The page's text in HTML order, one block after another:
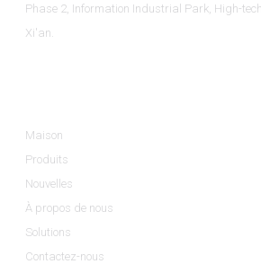
Phase 2, Information Industrial Park, High-
Xi'an.
Maison
Produits
Nouvelles
À propos de nous
Solutions
Contactez-nous